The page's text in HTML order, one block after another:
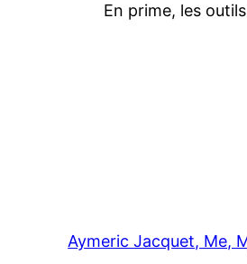
En prime, les
Aymeric Jacquet, Me,